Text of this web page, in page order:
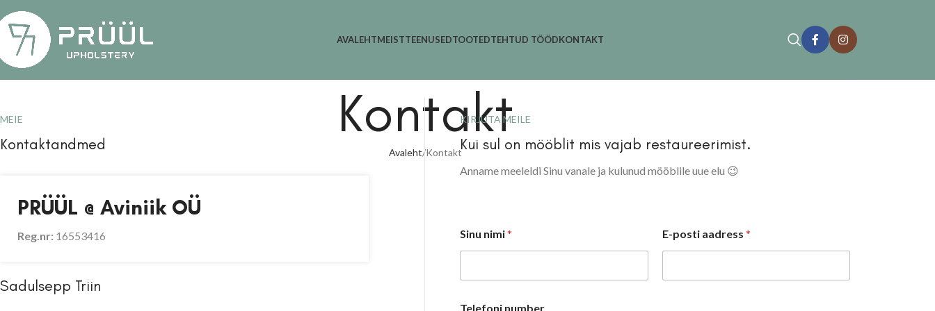
AVALEHTMEISTTEENUSEDTOOTEDTEHTUD TÖÖDKONTAKT
Kontakt
Avaleht Kontakt
MEIE
Kontaktandmed
PRÜÜL @ Aviniik OÜ
Reg.nr: 16553416
Sadulsepp Triin
KIRJUTA MEILE
Kui sul on mööblit mis vajab restaureerimist.
Anname meeleldi Sinu vanale ja kulunud mööblile uue elu 😉
Sinu nimi* E-posti aadress *
Telefoni number